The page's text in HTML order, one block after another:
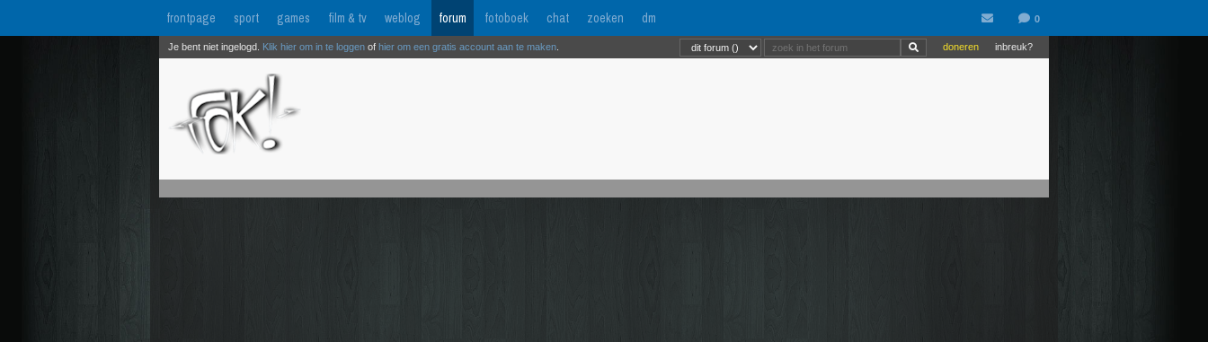
frontpage sport games film & tv weblog forum fotoboek chat zoeken dm
inbreuk?
doneren
Je bent niet ingelogd. Klik hier om in te loggen of hier om een gratis account aan te maken